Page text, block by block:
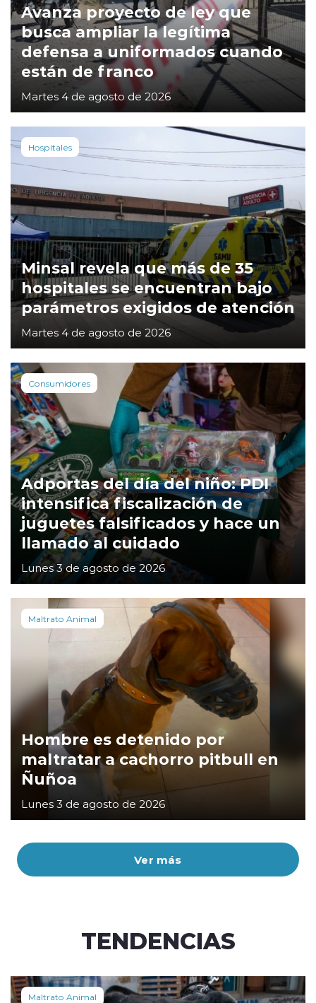
Ver más
Avanza proyecto de ley que
busca ampliar la legítima
defensa a uniformados cuando
están de franco
Martes 4 de agosto de 2026
Hospitales
Minsal revela que más de 35
hospitales se encuentran bajo
parámetros exigidos de atención
Martes 4 de agosto de 2026
Consumidores
Adportas del día del niño: PDI
intensifica fiscalización de
juguetes falsificados y hace un
llamado al cuidado
Lunes 3 de agosto de 2026
Maltrato Animal
Hombre es detenido por
maltratar a cachorro pitbull en
Ñuñoa
Lunes 3 de agosto de 2026
TENDENCIAS
Maltrato Animal